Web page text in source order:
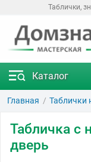
Таблички,
Каталог
Главная Таблички
Табличка с
дверь